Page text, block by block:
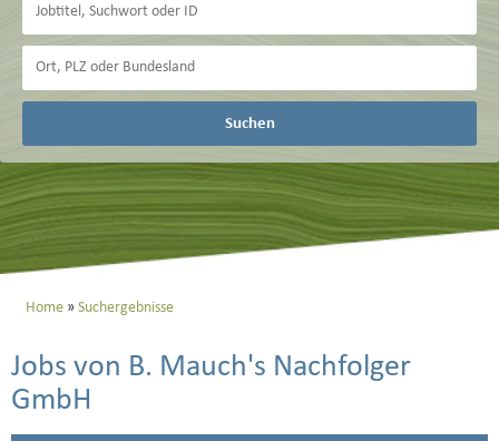
Suchen
Home Suchergebnisse
Jobs von B. Mauch's Nachfolger
GmbH